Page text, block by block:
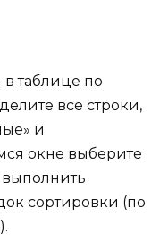
в таблице по
все строки,
и
окне выберите
сортировки (по